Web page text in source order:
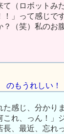
（ロボットみ
」って感じで
（笑）私のお
のもうれしい！
感じ、分かりま
れ、っん！」
長、最近、忘